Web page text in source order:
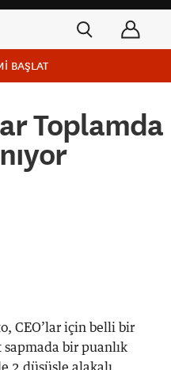
BAŞLAT
Toplamda
CEO’lar için belli bir
bir puanlık